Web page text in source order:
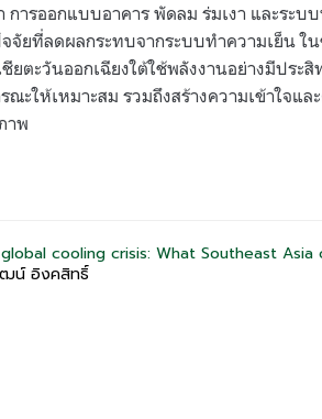
การออกแบบอาคาร พัดลม ร่มเงา และระ
จัยที่ลดผลกระทบจากระบบทำความเย็น ใ
ยตะวันออกเฉียงใต้ใช้พลังงานอย่างมีปร
ะให้เหมาะสม รวมถึงสร้างความเข้าใจแ
าพ
cooling crisis: What Southeast
ฒน์ อิงคสิทธิ์